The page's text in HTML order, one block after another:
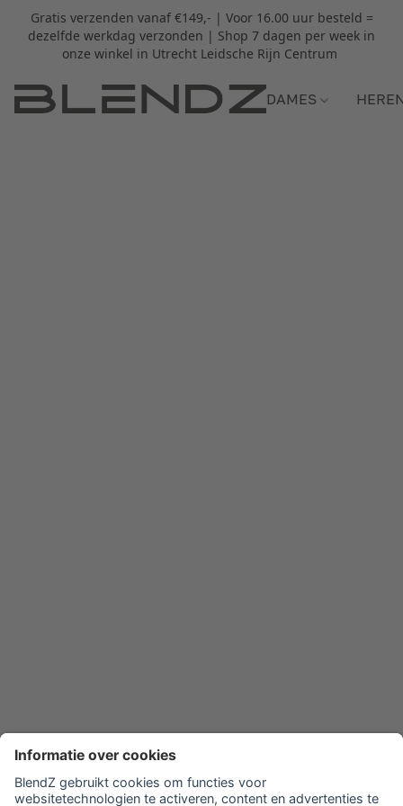
Gratis verzenden vanaf €149,- | Voor 16.00 uur besteld =
dezelfde werkdag verzonden | Shop 7 dagen per week in
onze winkel in Utrecht Leidsche Rijn Centrum
DAMES